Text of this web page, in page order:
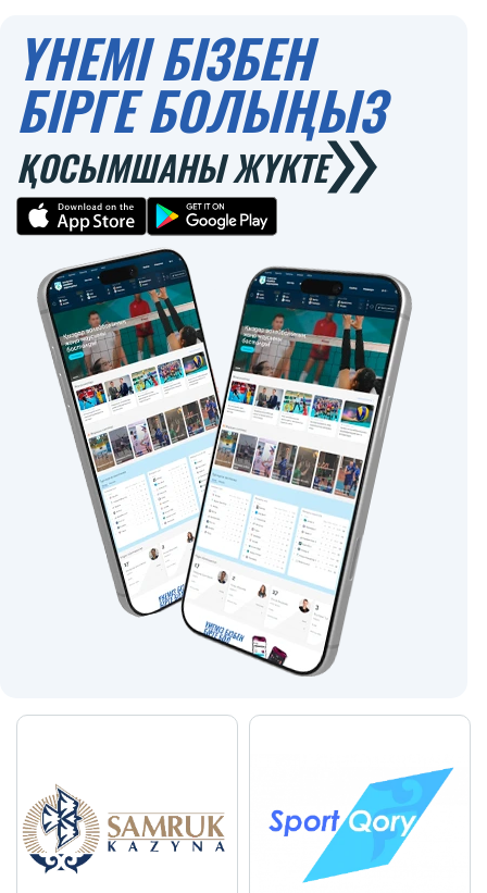
ҮНЕМІ БІЗБЕН
БІРГЕ БОЛЫҢЫЗ
ҚОСЫМШАНЫ ЖҮКТЕ